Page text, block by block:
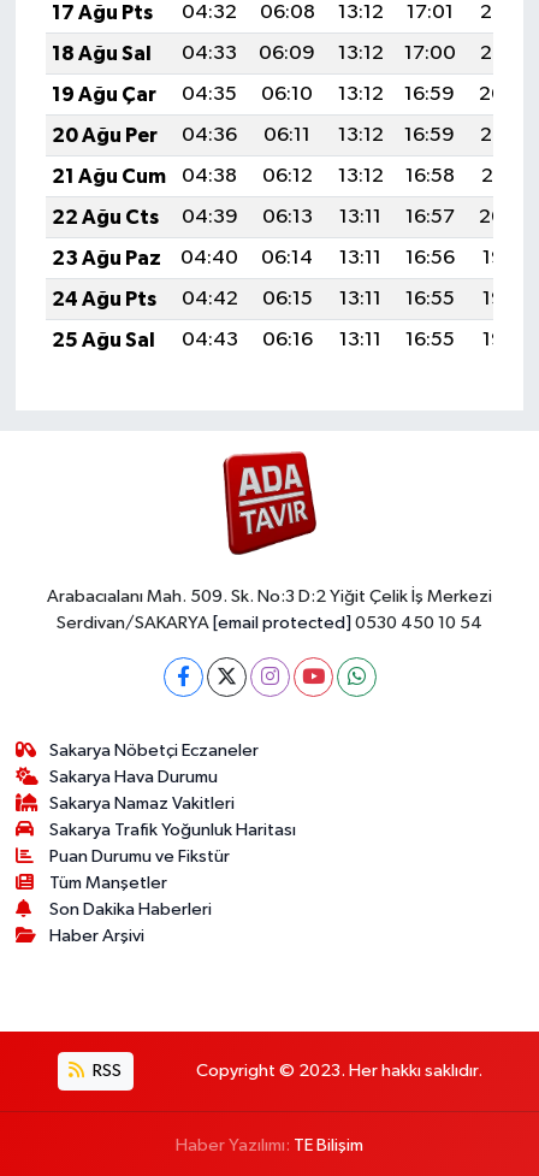
17 Ağu Pts
04:32 06:08 13:12 17:01
20:07
18 Ağu Sal
04:33 06:09 13:12 17:00
20:06
19 Ağu Çar
04:35 06:10 13:12 16:59
20:04
20 Ağu Per
04:36 06:11 13:12 16:59
20:03
21 Ağu Cum
04:38 06:12 13:12 16:58
20:01
22 Ağu Cts
04:39 06:13 13:11 16:57
20:00
23 Ağu Paz
04:40 06:14 13:11 16:56
19:58
24 Ağu Pts
04:42 06:15 13:11 16:55
19:57
25 Ağu Sal
04:43 06:16 13:11 16:55 19:55
Arabacıalanı Mah. 509. Sk. No:3 D:2 Yiğit Çelik İş Merkezi
Serdivan/SAKARYA [email protected] 0530 450 10 54
Sakarya Nöbetçi Eczaneler
Sakarya Hava Durumu
Sakarya Namaz Vakitleri
Sakarya Trafik Yoğunluk Haritası
Puan Durumu ve Fikstür
Tüm Manşetler
Son Dakika Haberleri
Haber Arşivi
RSS Copyright © 2023. Her hakkı saklıdır.
Haber Yazılımı: TE Bilişim